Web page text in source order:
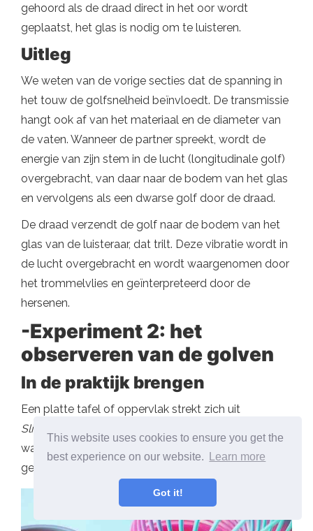
This website uses cookies to ensure you get the
best experience on our website.
Learn more
Got it!
gehoord als de draad direct in het oor wordt
geplaatst, het glas is nodig om te luisteren.
Uitleg
We weten van de vorige secties dat de spanning in
het touw de golfsnelheid beïnvloedt. De transmissie
hangt ook af van het materiaal en de diameter van
de vaten. Wanneer de partner spreekt, wordt de
energie van zijn stem in de lucht (longitudinale golf)
overgebracht, van daar naar de bodem van het glas
en vervolgens als een dwarse golf door de draad.
De draad verzendt de golf naar de bodem van het
glas van de luisteraar, dat trilt. Deze vibratie wordt in
de lucht overgebracht en wordt waargenomen door
het trommelvlies en geïnterpreteerd door de
hersenen.
-Experiment 2: het
observeren van de golven
In de praktijk brengen
Een platte tafel of oppervlak strekt zich uit
Slinkachtig
waarmee verschillende soorten golf kunnen worden
gevormd.